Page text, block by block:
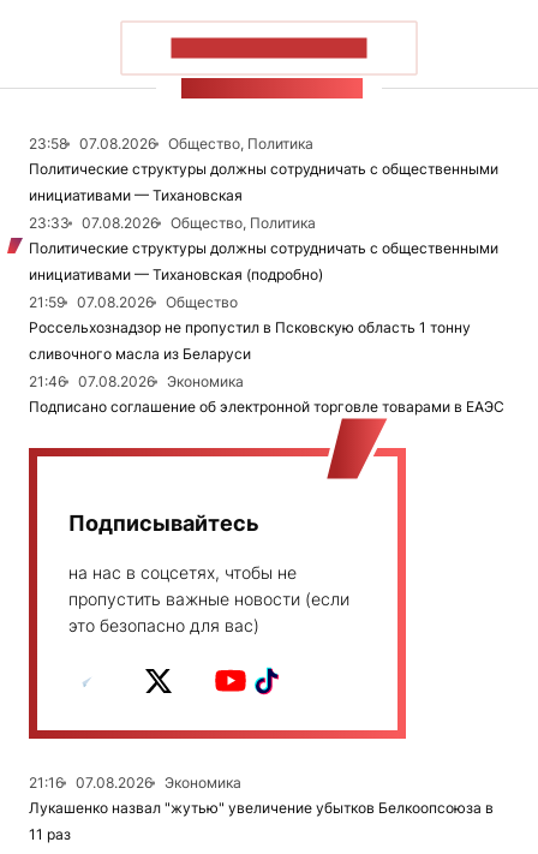
23:58 07.08.2026
Общество, Политика
Политические структуры должны сотрудничать с общественными
инициативами — Тихановская
23:33
07.08.2026
Общество, Политика
Политические структуры должны сотрудничать с общественными
инициативами — Тихановская (подробно)
21:59
07.08.2026
Общество
Россельхознадзор не пропустил в Псковскую область 1 тонну
сливочного масла из Беларуси
21:46
07.08.2026
Экономика
Подписано соглашение об электронной торговле товарами в ЕАЭС
Подписывайтесь
на нас в соцсетях, чтобы не
пропустить важные новости (если
это безопасно для вас)
21:16 07.08.2026
Экономика
Лукашенко назвал "жутью" увеличение убытков Белкоопсоюза в
11 раз